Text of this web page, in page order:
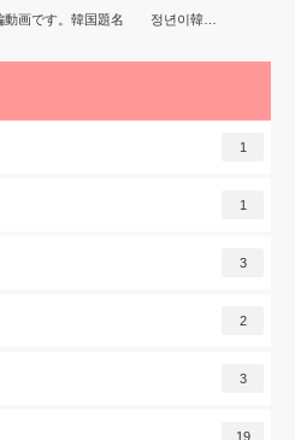
動画です。韓国題名 정년이韓…
1
1
3
2
3
19